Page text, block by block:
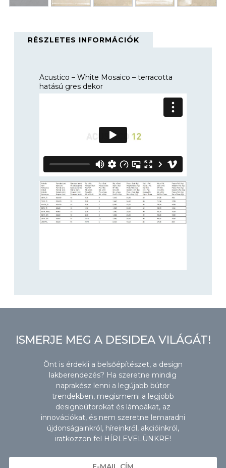
RÉSZLETES INFORMÁCIÓK
Acustico – White Mosaico – terracotta
hatású gres dekor
ISMERJE MEG A DESIDEA VILÁGÁT!
Önt is érdekli a belsőépítészet, a design
lakberendezés? Ha szeretne mindig
naprakész lenni a legújabb bútor
trendekben, megismerni a legjobb
designbútorokat és lámpákat, az
innovációkat, és nem szeretne lemaradni
újdonságainkról, híreinkről, akcióinkról,
iratkozzon fel HÍRLEVELÜNKRE!